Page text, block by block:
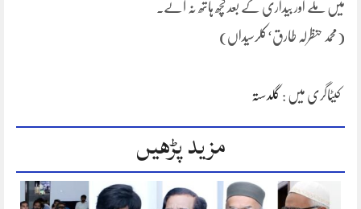
میں ملے اور بیداری کے بعد کچھ ہاتھ نہ آئے۔
(محمد حنظرلہ طارق‘کلرسیداں)
کیٹاگری میں : گلدستہ
مزید پڑھیں